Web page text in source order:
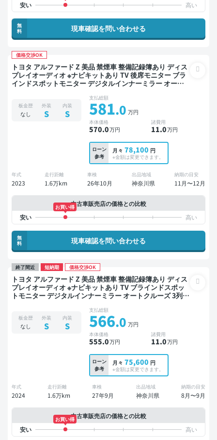
無
料
現車確認を問い合わせる
価格交渉OK
トヨタ アルファード Z 美品 禁煙車 整備記録簿あり ディス
プレイオーディオ ※ナビキットあり TV 後席モニター ブラ
インドスポットモニター デジタルインナーミラー オート
ックドア バックモニター 全方位カメラ ドライブレコーダ
ー 衝突軽減 両側電動スライドドア 7人乗り
板金歴
なし
外装
S
内装
S
支払総額
581.0 万円
本体価格
570.0万円
諸費用
11.0万円
ローン
参考
月々 78,100 円
※金額は変更できます。
年式
2023
走行距離
1.6万km
車検
26年10月
出品地域
神奈川県
納期の目安
11月〜12月
中古車販売店の価格との比較
お買い得
無
料
現車確認を問い合わせる
終了間近 短納期 価格交渉OK
トヨタ アルファード Z 美品 禁煙車 整備記録簿あり ディス
プレイオーディオ ※ナビキットあり TV ブラインドスポッ
トモニター デジタルインナーミラー オートクルーズ 3列シ
方位カメラ ドライブレコーダー 衝突軽減 両側電動スライ
ドドア 7人乗り
板金歴
なし
外装
S
内装
S
支払総額
566.0 万円
本体価格
555.0万円
諸費用
11.0万円
ローン
参考
月々 75,600 円
※金額は変更できます。
年式
2024
走行距離
1.6万km
車検
27年9月
出品地域
神奈川県
納期の目安
8月〜9月
中古車販売店の価格との比較
お買い得